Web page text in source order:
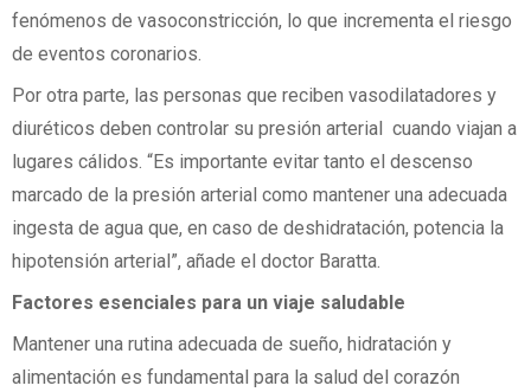
fenómenos de vasoconstricción, lo que incrementa el riesgo
de eventos coronarios.
Por otra parte, las personas que reciben vasodilatadores y
diuréticos deben controlar su presión arterial cuando viajan a
lugares cálidos. “Es importante evitar tanto el descenso
marcado de la presión arterial como mantener una adecuada
ingesta de agua que, en caso de deshidratación, potencia la
hipotensión arterial”, añade el doctor Baratta.
Factores esenciales para un viaje saludable
Mantener una rutina adecuada de sueño, hidratación y
alimentación es fundamental para la salud del corazón